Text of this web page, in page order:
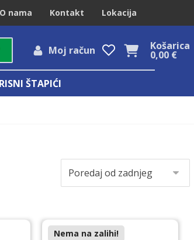
O nama Kontakt Lokacija
Košarica
0,00 €
Moj račun
ŠTAPIĆI
Nema na zalihi!